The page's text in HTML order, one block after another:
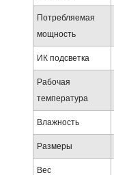
Потребляемая
мощность
ИК подсветка
Рабочая
температура
Влажность
Размеры
Вес